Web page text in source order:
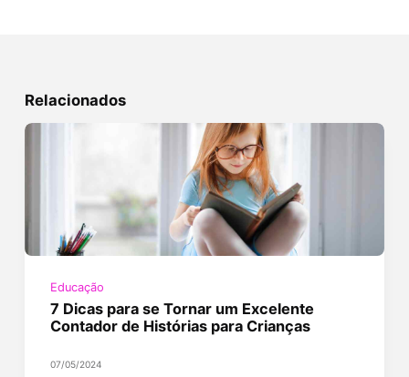
Relacionados
Educação
7 Dicas para se Tornar um Excelente
Contador de Histórias para Crianças
07/05/2024